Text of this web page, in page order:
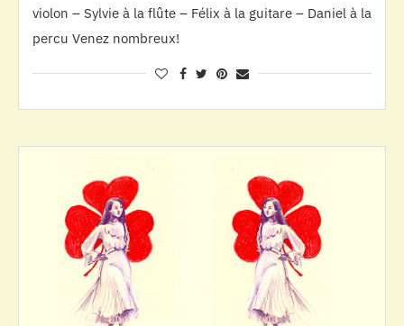
violon – Sylvie à la flûte – Félix à la guitare – Daniel à la
percu Venez nombreux!